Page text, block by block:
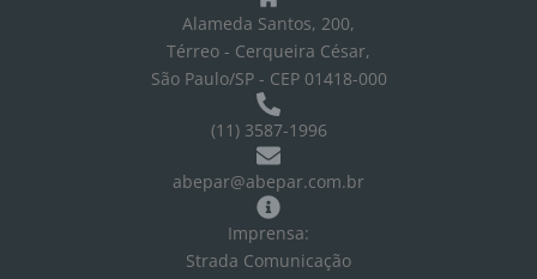
Alameda Santos, 200,
Térreo - Cerqueira César,
São Paulo/SP - CEP 01418-000
(11) 3587-1996
abepar@abepar.com.br
Imprensa:
Strada Comunicação